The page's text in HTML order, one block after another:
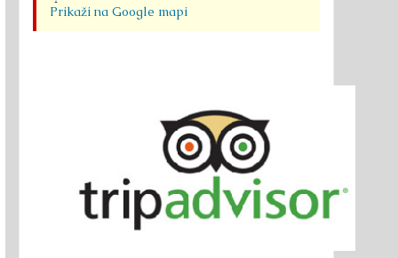
GRADINA U
Danko Gašić: Radiestezijski
osvrt na bosanske piramide i
MOĆ
Prikaži na Google mapi